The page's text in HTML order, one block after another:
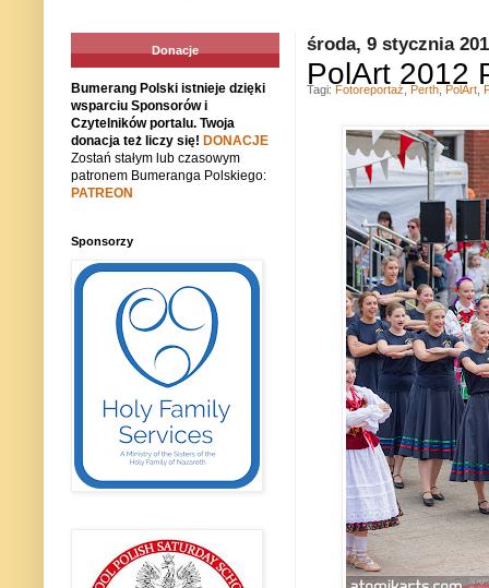
środa, 9 stycznia
PolArt 2012
Tagi: Fotoreportaż Perth PolArt
Donacje
Bumerang Polski istnieje dzięki
wsparciu Sponsorów i
Czytelników portalu. Twoja
donacja też liczy się! DONACJE
Zostań stałym lub czasowym
patronem Bumeranga Polskiego:
PATREON
Sponsorzy